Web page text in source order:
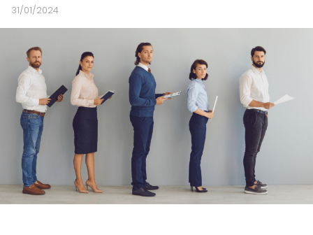
31/01/2024